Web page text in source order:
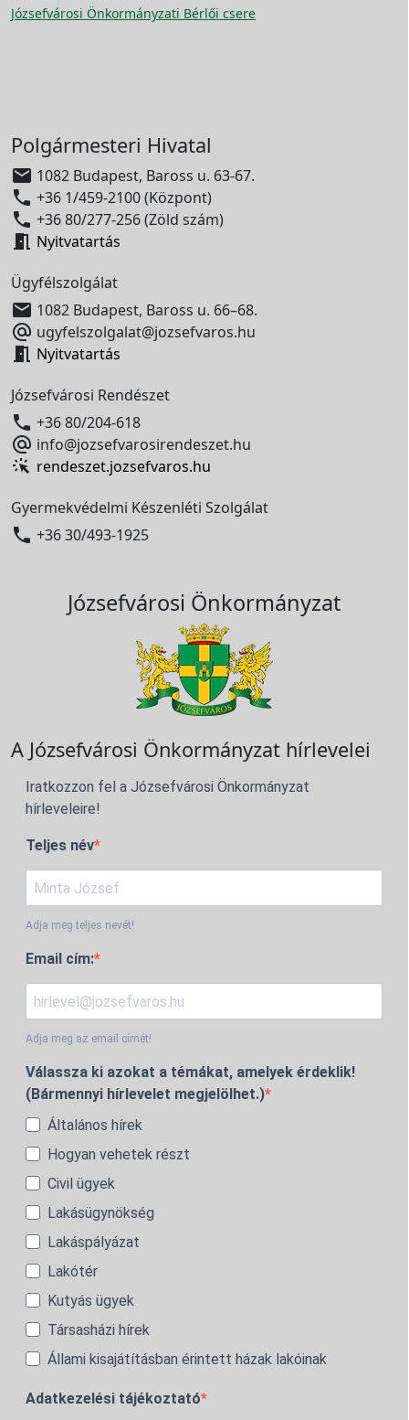
Józsefvárosi Önkormányzati Bérlői csere
Polgármesteri Hivatal
 1082 Budapest, Baross u. 63-67.
 +36 1/459-2100 (Központ)
 +36 80/277-256 (Zöld szám)
 Nyitvatartás
Ügyfélszolgálat
 1082 Budapest, Baross u. 66–68.
 ugyfelszolgalat@jozsefvaros.hu
 Nyitvatartás
Józsefvárosi Rendészet
 +36 80/204-618
 info@jozsefvarosirendeszet.hu
rendeszet.jozsefvaros.hu
Gyermekvédelmi Készenléti Szolgálat
 +36 30/493-1925
Józsefvárosi Önkormányzat
A Józsefvárosi Önkormányzat hírlevelei
Iratkozzon fel a Józsefvárosi Önkormányzat
hírleveleire!
Teljes név
Adja meg teljes nevét!
Email cím:
Adja meg az email címét!
Válassza ki azokat a témákat, amelyek érdeklik!
(Bármennyi hírlevelet megjelölhet.)
Általános hírek
Hogyan vehetek részt
Civil ügyek
Lakásügynökség
Lakáspályázat
Lakótér
Kutyás ügyek
Társasházi hírek
Állami kisajátításban érintett házak lakóinak
Adatkezelési tájékoztató